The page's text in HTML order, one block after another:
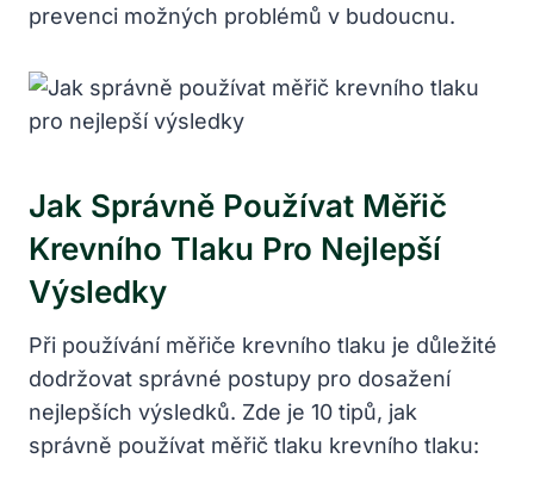
⁢prevenci možných ⁣problémů v budoucnu.
Jak Správně Používat Měřič
Krevního Tlaku‌ Pro Nejlepší
Výsledky
Při používání měřiče krevního tlaku je důležité
dodržovat správné postupy pro dosažení
nejlepších výsledků. Zde je 10 tipů, jak
správně používat měřič tlaku krevního‍ tlaku: